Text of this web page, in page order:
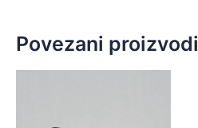
Povezani proizvodi